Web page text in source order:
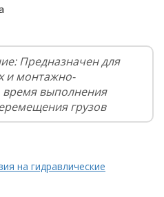
Предназначен для
и монтажно-
выполнения
грузов
на гидравлические